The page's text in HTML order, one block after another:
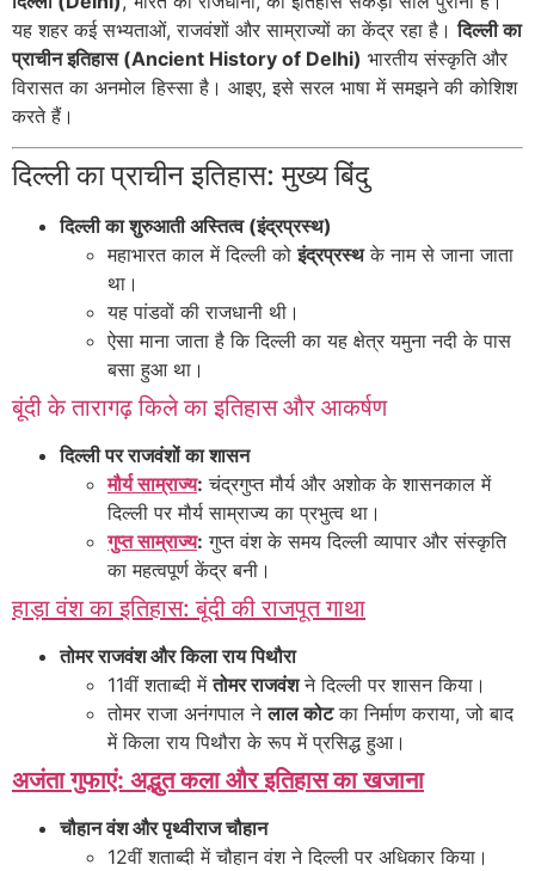
यह शहर कई सभ्यताओं, राजवंशों और साम्राज्यों का केंद्र रहा है।दिल्ली का
प्राचीन इतिहास (Ancient History of Delhi) भारतीय संस्कृति और
विरासत का अनमोल हिस्सा है। आइए, इसे सरल भाषा में समझने की कोशिश
करते हैं।
दिल्ली का प्राचीन इतिहास: मुख्य बिंदु
दिल्ली का शुरुआती अस्तित्व (इंद्रप्रस्थ)
महाभारत काल में दिल्ली कोइंद्रप्रस्थके नाम से जाना जाता
था।
यह पांडवों की राजधानी थी।
ऐसा माना जाता है कि दिल्ली का यह क्षेत्र यमुना नदी के पास
बसा हुआ था।
बूंदी के तारागढ़ किले का इतिहास और आकर्षण
दिल्ली पर राजवंशों का शासन
मौर्य साम्राज्य: चंद्रगुप्त मौर्य और अशोक के शासनकाल में
दिल्ली पर मौर्य साम्राज्य का प्रभुत्व था।
गुप्त साम्राज्य: गुप्त वंश के समय दिल्ली व्यापार और संस्कृति
का महत्वपूर्ण केंद्र बनी।
हाड़ा वंश का इतिहास: बूंदी की राजपूत गाथा
तोमर राजवंश और किला राय पिथौरा
11वीं शताब्दी मेंतोमर राजवंशने दिल्ली पर शासन किया।
तोमर राजा अनंगपाल नेलाल कोटका निर्माण कराया, जो बाद
में किला राय पिथौरा के रूप में प्रसिद्ध हुआ।
अजंता गुफाएं: अद्भुत कला और इतिहास का खजाना
चौहान वंश और पृथ्वीराज चौहान
12वीं शताब्दी में चौहान वंश ने दिल्ली पर अधिकार किया।